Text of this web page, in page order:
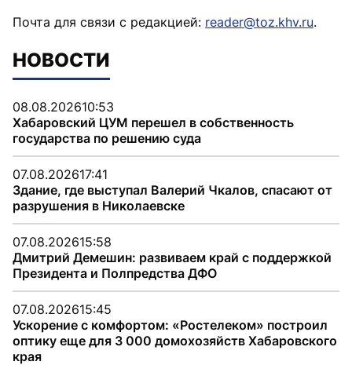
Почта для связи с редакцией: reader@toz.khv.ru.
НОВОСТИ
08.08.202610:53
Хабаровский ЦУМ перешел в собственность
государства по решению суда
07.08.202617:41
Здание, где выступал Валерий Чкалов, спасают от
разрушения в Николаевске
07.08.202615:58
Дмитрий Демешин: развиваем край с поддержкой
Президента и Полпредства ДФО
07.08.202615:45
Ускорение с комфортом: «Ростелеком» построил
оптику еще для 3 000 домохозяйств Хабаровского
края